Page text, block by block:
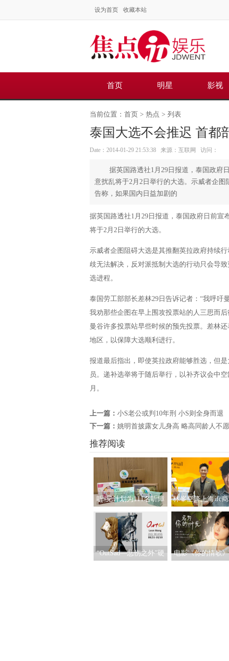
设为首页 收藏本站
首页 明星 影视
当前位置： 首页 > 热点 > 列表
泰国大选不会推迟 首都
Date：2014-01-29 21:53:38 来源：互联网 访问：
据英国路透社1月29日报道，泰国政府
意扰乱将于2月2日举行的大选。示威者企
告称，如果国内日益加剧的
据英国路透社1月29日报道，泰国政府日前宣
将于2月2日举行的大选。
示威者企图阻碍大选是其推翻英拉政府持续
歧无法解决，反对派抵制大选的行动只会导
选进程。
泰国劳工部部长差林29日告诉记者：“我呼吁
我劝那些企图在早上围攻投票站的人三思而
曼谷许多投票站早些时候的预先投票。差林
地区，以保障大选顺利进行。
报道最后指出，即使英拉政府能够胜选，但
员。递补选举将于随后举行，以补齐议会中
月。
上一篇： 小S老公或判10年刑 小S则全身而退
下一篇： 姚明首披露女儿身高 略高同龄人不
推荐阅读
听·见计划为111名听障
儿童送上新年声音礼
包：让每一次表达都有
回响
林峯空降上海ifc
粉丝共度缤纷
“OutSad—悲伤之外”硬
电影《你的情歌